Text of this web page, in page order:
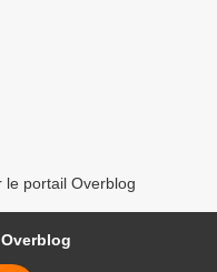
le portail Overblog